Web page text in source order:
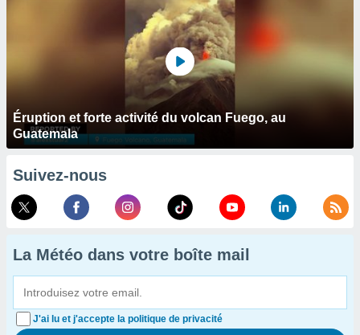
Éruption et forte activité du volcan Fuego, au
Guatemala
Suivez-nous
La Météo dans votre boîte mail
J'ai lu et j'accepte la politique de privacité